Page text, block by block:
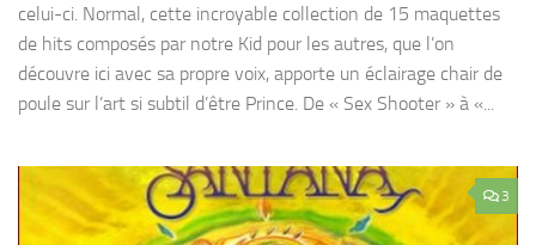
celui-ci. Normal, cette incroyable collection de 15 maquettes
de hits composés par notre Kid pour les autres, que l’on
découvre ici avec sa propre voix, apporte un éclairage chair de
poule sur l’art si subtil d’être Prince. De « Sex Shooter » à «...
3